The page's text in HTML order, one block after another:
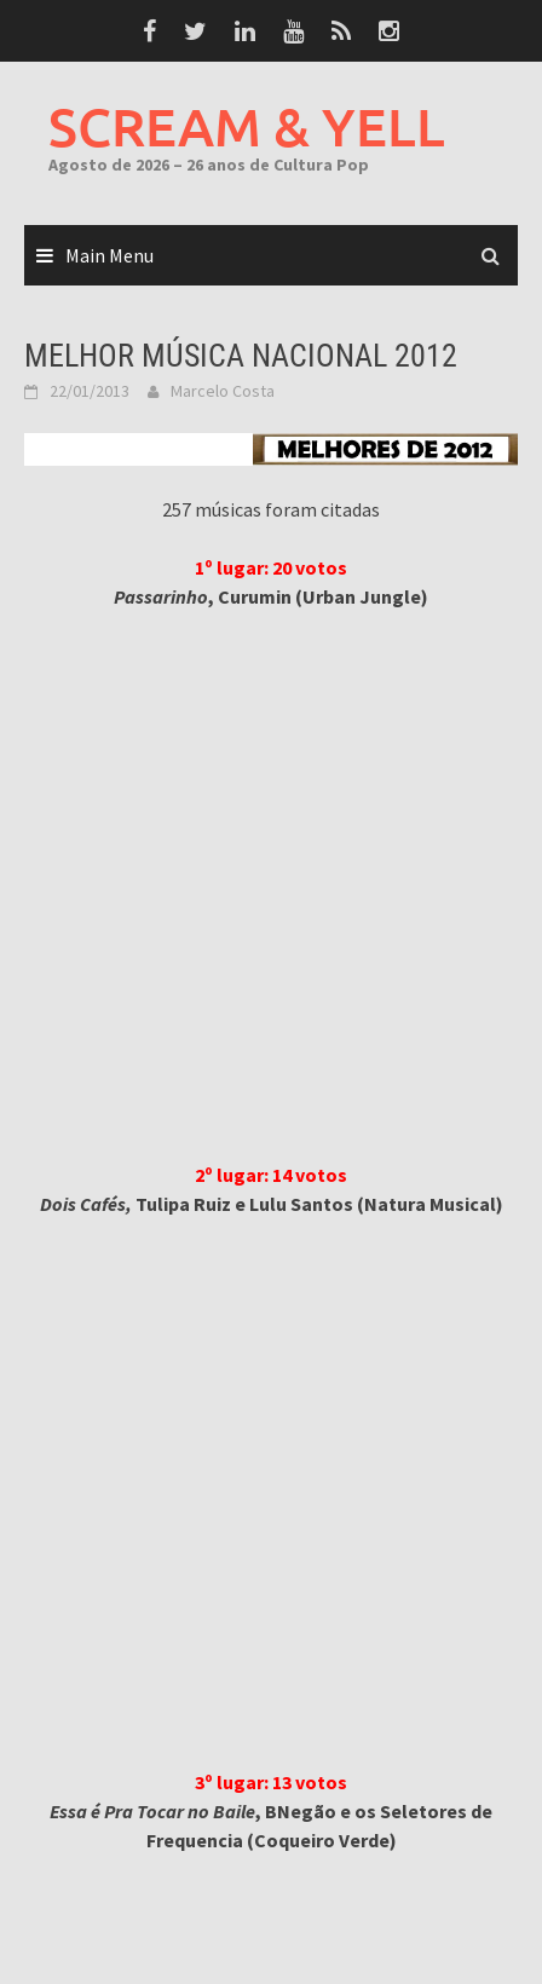
SCREAM & YELL
Agosto de 2026 – 26 anos de Cultura Pop
Main Menu
MELHOR MÚSICA NACIONAL 2012
22/01/2013 Marcelo Costa
257 músicas foram citadas
1º lugar: 20 votos
Passarinho, Curumin (Urban Jungle)
2º lugar: 14 votos
Dois Cafés, Tulipa Ruiz e Lulu Santos (Natura Musical)
3º lugar: 13 votos
Essa é Pra Tocar no Baile, BNegão e os Seletores de
Frequencia (Coqueiro Verde)